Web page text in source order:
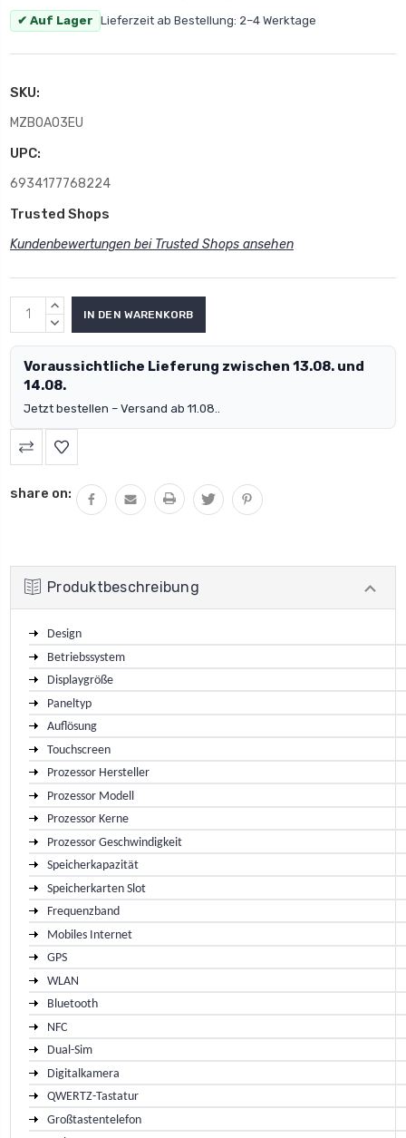
✔ Auf Lager Lieferzeit ab Bestellung: 2–4 Werktage
SKU:
MZB0AO3EU
UPC:
6934177768224
Trusted Shops
Kundenbewertungen bei Trusted Shops ansehen
MENGE
ERHÖHEN:
MENGE
Voraussichtliche Lieferung zwischen 13.08. und
14.08.
Jetzt bestellen – Versand ab 11.08..
share on:
Produktbeschreibung
Design
Betriebssystem
Displaygröße
Paneltyp
Auflösung
Touchscreen
Prozessor Hersteller
Prozessor Modell
Prozessor Kerne
Prozessor Geschwindigkeit
Speicherkapazität
Speicherkarten Slot
Frequenzband
Mobiles Internet
GPS
WLAN
Bluetooth
NFC
Dual-Sim
Digitalkamera
QWERTZ-Tastatur
Großtastentelefon